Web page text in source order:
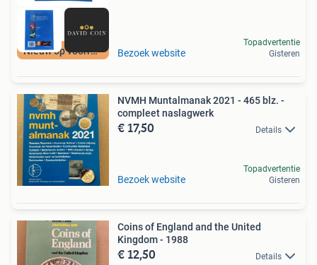
Nieuw op voorraad Bezoek website
Topadvertentie
Gisteren
NVMH Muntalmanak 2021 - 465 blz. -
compleet naslagwerk
€ 17,50 Details
Bezoek website
Topadvertentie
Gisteren
Coins of England and the United
Kingdom - 1988
€ 12,50 Details